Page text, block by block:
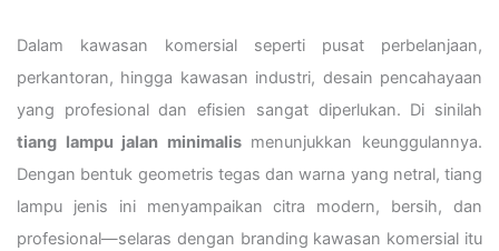
Dalam kawasan komersial seperti pusat perbelanjaan,
perkantoran, hingga kawasan industri, desain pencahayaan
yang profesional dan efisien sangat diperlukan. Di sinilah
tiang lampu jalan minimalismenunjukkan keunggulannya.
Dengan bentuk geometris tegas dan warna yang netral, tiang
lampu jenis ini menyampaikan citra modern, bersih, dan
profesional—selaras dengan branding kawasan komersial itu